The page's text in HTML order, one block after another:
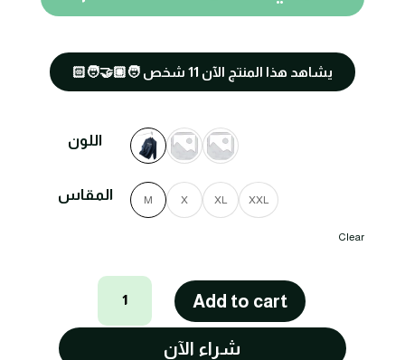
🧑🏼‍🤝‍🧑🏻 يشاهد هذا المنتج الآن 11 شخص
اللون
المقاس M X XL XXL
Clear
هودي
كاجوال
مريح
Add to cart
شراء الآن